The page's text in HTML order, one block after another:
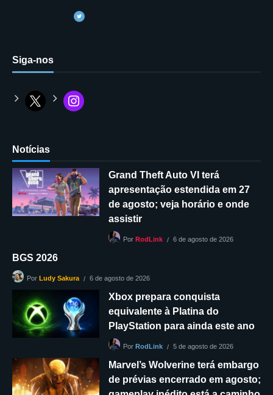
Siga-nos
Notícias
Grand Theft Auto VI terá
apresentação estendida em 27
de agosto; veja horário e onde
assistir
Por RodLink 6 de agosto de 2026
BGS 2026
Por Ludy Sakura 6 de agosto de 2026
Xbox prepara conquista
equivalente à Platina do
PlayStation para ainda este ano
Por RodLink 5 de agosto de 2026
Marvel’s Wolverine terá embargo
de prévias encerrado em agosto;